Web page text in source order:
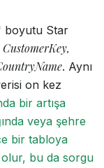
boyutu Star
CustomerKey,
. Aynı
on kez
bir artışa
veya şehre
bir tabloya
bu da sorgu